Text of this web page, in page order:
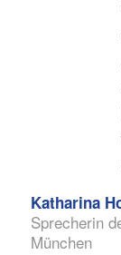
Katharina
Sprecherin
München